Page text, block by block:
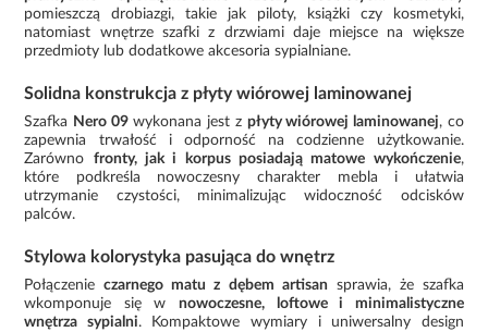
pomieszczą drobiazgi, takie jak piloty, książki czy kosmetyki,
natomiast wnętrze szafki z drzwiami daje miejsce na większe
przedmioty lub dodatkowe akcesoria sypialniane.
Solidna konstrukcja z płyty wiórowej laminowanej
Szafka Nero 09wykonana jest z płyty wiórowej laminowanej, co
zapewnia trwałość i odporność na codzienne użytkowanie.
Zarówno fronty, jak i korpus posiadają matowe wykończenie,
które podkreśla nowoczesny charakter mebla i ułatwia
utrzymanie czystości, minimalizując widoczność odcisków
palców.
Stylowa kolorystyka pasująca do wnętrz
Połączenieczarnego matu z dębem artisan sprawia, że szafka
wkomponuje się w nowoczesne, loftowe i minimalistyczne
wnętrza sypialni. Kompaktowe wymiary i uniwersalny design